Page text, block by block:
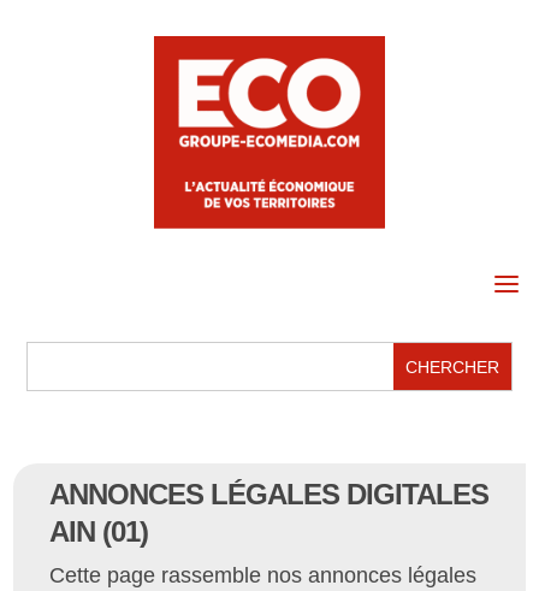
a
ANNONCES LÉGALES DIGITALES
AIN (01)
Cette page rassemble nos annonces légales